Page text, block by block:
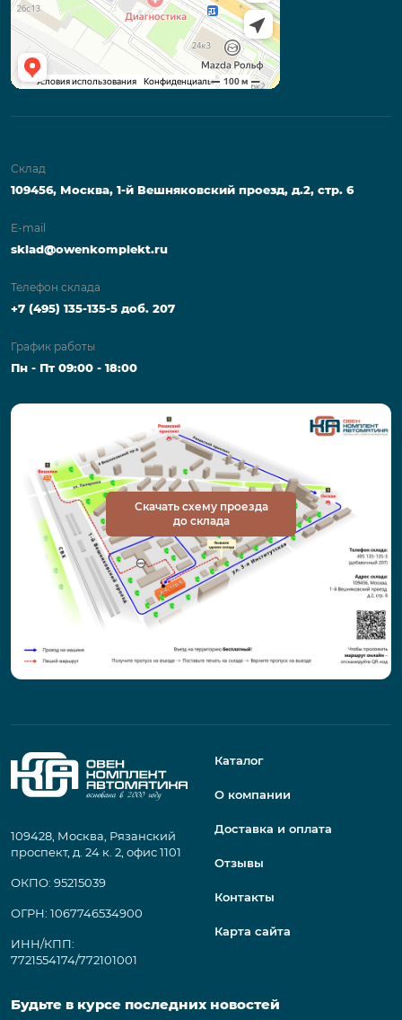
Склад
109456, Москва, 1-й Вешняковский проезд, д.2, стр. 6
E-mail
sklad@owenkomplekt.ru
Телефон склада
+7 (495) 135-135-5 доб. 207
График работы
Пн - Пт 09:00 - 18:00
Скачать схему проезда
до склада
109428, Москва, Рязанский
проспект, д. 24 к. 2, офис 1101
ОКПО: 95215039
ОГРН: 1067746534900
ИНН/КПП:
7721554174/772101001
Каталог
О компании
Доставка и оплата
Отзывы
Контакты
Карта сайта
Будьте в курсе последних новостей